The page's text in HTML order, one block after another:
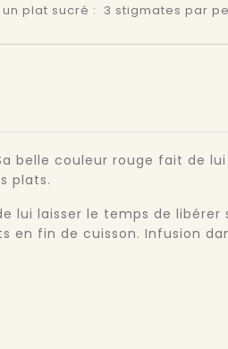
plat sucré : 3 stigmates par
belle couleur rouge fait de lui
plats.
lui laisser le temps de libérer
en fin de cuisson. Infusion